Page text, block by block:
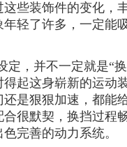
些装饰件的变化，
年轻了许多，一定能
定，并不一定就是“
起这身崭新的运动
是狠狠加速，都能
很默契，换挡过程
完善的动力系统。